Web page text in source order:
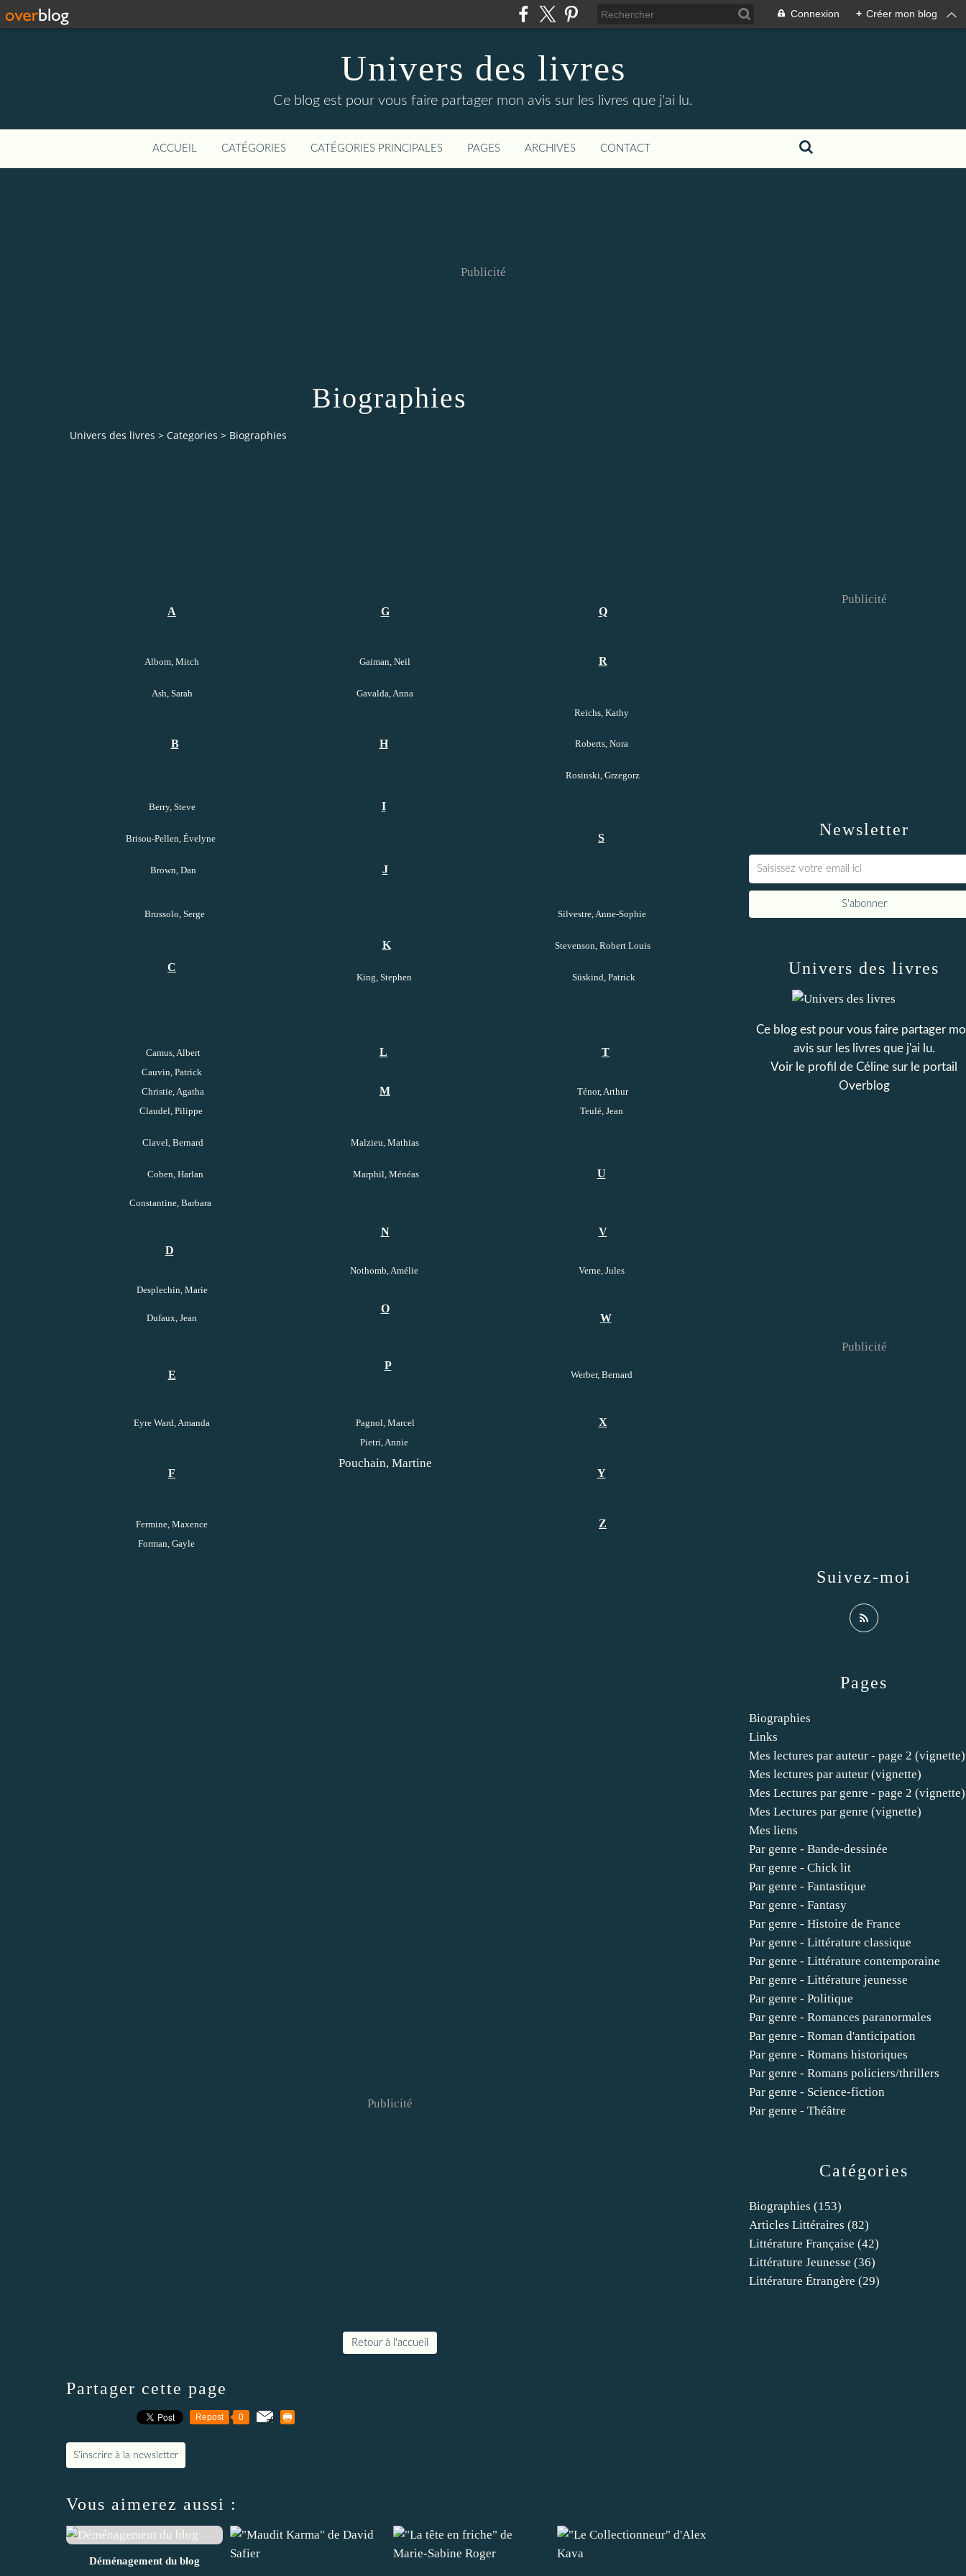
Connexion + Créer mon blog
Univers des livres
Ce blog est pour vous faire partager mon avis sur les livres que j'ai lu.
ACCUEIL CATÉGORIES CATÉGORIES PRINCIPALES PAGES ARCHIVES CONTACT
Publicité
Biographies
Univers des livres > Categories > Biographies
A G Q
Albom, Mitch Gaiman, Neil R
Ash, Sarah
Gavalda, Anna
Reichs, Kathy
B H Roberts, Nora
Rosinski, Grzegorz
Berry, Steve I
Brisou-Pellen, Évelyne S
Brown, Dan J
Brussolo, Serge Silvestre, Anne-Sophie
K Stevenson, Robert Louis
C
King, Stephen Süskind, Patrick
Camus, Albert L T
Cauvin, Patrick
Christie, Agatha
M
Ténor, Arthur
Claudel, Pilippe
Teulé, Jean
Clavel, Bernard Malzieu, Mathias
Coben, Harlan Marphil, Ménéas U
Constantine, Barbara
N
V
D
Nothomb, Amélie
Verne, Jules
Desplechin, Marie
Dufaux, Jean
O
W
E
P
Werber, Bernard
Eyre Ward, Amanda Pagnol, Marcel X
Pietri, Annie
F
Pouchain, Martine
Y
Fermine, Maxence Z
Forman, Gayle
Publicité
Retour à l'accueil
Partager cette page
Repost 0
S'inscrire à la newsletter
Vous aimerez aussi :
Déménagement du blog
Newsletter
Publicité
Catégories
Biographies (153)
Articles Littéraires (82)
Littérature Française (42)
Littérature Jeunesse (36)
Littérature Étrangère (29)
Pages
Biographies
Links
Mes lectures par auteur - page 2 (vignette)
Mes lectures par auteur (vignette)
Mes Lectures par genre - page 2 (vignette)
Mes Lectures par genre (vignette)
Mes liens
Par genre - Bande-dessinée
Par genre - Chick lit
Par genre - Fantastique
Par genre - Fantasy
Par genre - Histoire de France
Par genre - Littérature classique
Par genre - Littérature contemporaine
Par genre - Littérature jeunesse
Par genre - Politique
Par genre - Romances paranormales
Par genre - Roman d'anticipation
Par genre - Romans historiques
Par genre - Romans policiers/thrillers
Par genre - Science-fiction
Par genre - Théâtre
Univers des livres
Ce blog est pour vous faire partager
avis sur les livres que j'ai lu.
Voir le profil de Céline sur le portail
Overblog
Suivez-moi
Publicité